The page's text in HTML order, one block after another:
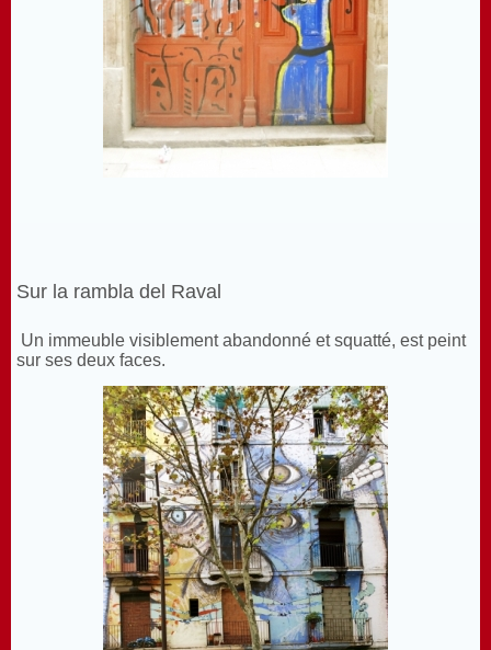
Sur la rambla del Raval
Un immeuble visiblement abandonné et squatté, est peint
sur ses deux faces.